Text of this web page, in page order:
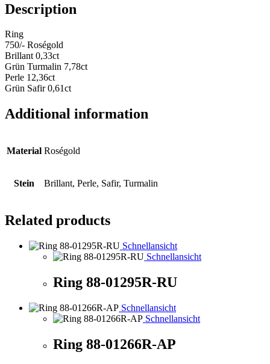
Description
Ring
750/- Roségold
Brillant 0,33ct
Grün Turmalin 7,78ct
Perle 12,36ct
Grün Safir 0,61ct
Additional information
Material Roségold
Stein Brillant, Perle, Safir, Turmalin
Related products
Schnellansicht
Schnellansicht
Ring 88-01295R-RU
Schnellansicht
Schnellansicht
Ring 88-01266R-AP